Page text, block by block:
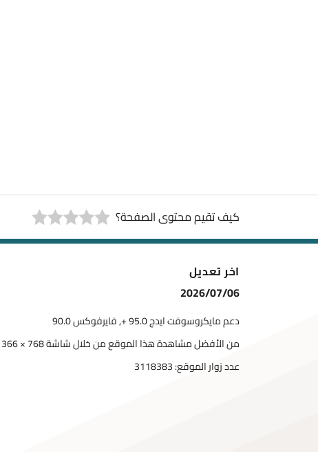
كيف تقيم محتوى الصفحة؟
اخر تعديل
2026/07/06
دعم مايكروسوفت ايدج 95.0 +, فايرفوكس 90.0
من الأفضل مشاهدة هذا الموقع من خلال شاشة 768 × 1366
عدد زوار الموقع:3118383